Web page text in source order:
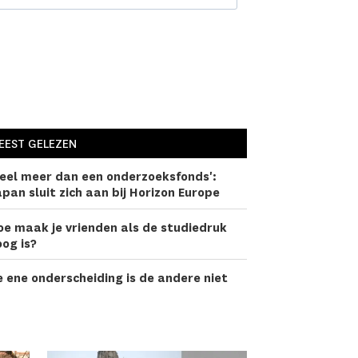
GELEZEN
meer dan een onderzoeks­fonds':
sluit zich aan bij Horizon Europe
maak je vrienden als de studiedruk
is?
ene onderscheiding is de andere niet